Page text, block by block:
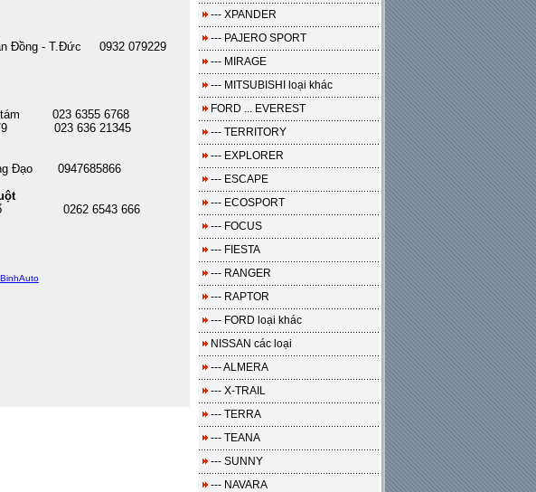
Đồng - T.Đức 0932 079229
tám 023 6355 6768
2/9 023 636 21345
Đạo 0947685866
Tổ 0262 6543 666
--- XPANDER
--- PAJERO SPORT
--- MIRAGE
--- MITSUBISHI loại khác
FORD ... EVEREST
--- TERRITORY
--- EXPLORER
--- ESCAPE
--- ECOSPORT
--- FOCUS
--- FIESTA
--- RANGER
--- RAPTOR
--- FORD loại khác
NISSAN các loại
--- ALMERA
--- X-TRAIL
--- TERRA
--- TEANA
--- SUNNY
--- NAVARA